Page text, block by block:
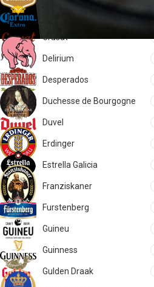
Crusat
Delirium
Desperados
Duchesse de Bourgogne
Duvel
Erdinger
Estrella Galicia
Franziskaner
Furstenberg
Guineu
Guinness
Gulden Draak